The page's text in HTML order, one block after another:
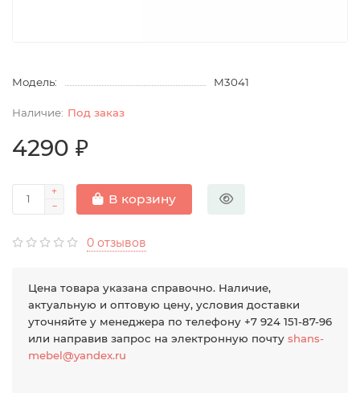
Модель: М3041
Под заказ
4290 ₽
В корзину
0 отзывов
Цена товара указана справочно. Наличие,
актуальную и оптовую цену, условия доставки
уточняйте у менеджера по телефону +7 924 151-87-96
или направив запрос на электронную почту shans-
mebel@yandex.ru